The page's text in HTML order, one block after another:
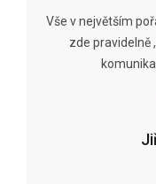
Vše v největším
zde pravidelně